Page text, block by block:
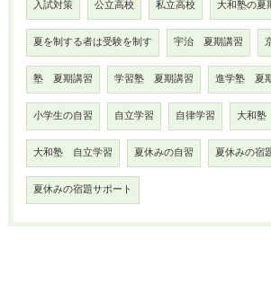
入試対策 公立高校 私立高校 大和塾の夏
夏を制する者は受験を制す 宇治 夏期講習
塾 夏期講習 学習塾 夏期講習 進学塾 夏
小学生の自習 自立学習 自律学習 大和
大和塾 自立学習 夏休みの自習 夏休みの宿
夏休みの宿題サポート